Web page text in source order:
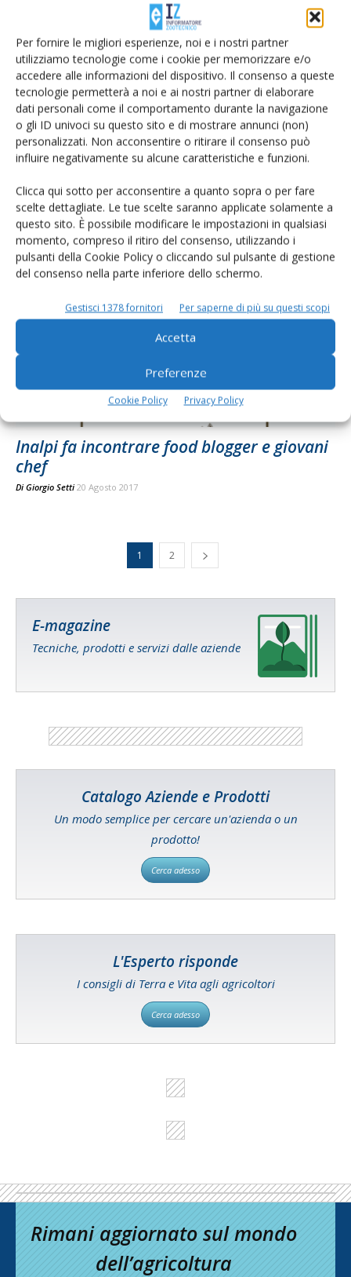
Per fornire le migliori esperienze, noi e i nostri partner
utilizziamo tecnologie come i cookie per memorizzare e/o
accedere alle informazioni del dispositivo. Il consenso a queste
tecnologie permetterà a noi e ai nostri partner di elaborare
dati personali come il comportamento durante la navigazione
o gli ID univoci su questo sito e di mostrare annunci (non)
personalizzati. Non acconsentire o ritirare il consenso può
influire negativamente su alcune caratteristiche e funzioni.
Clicca qui sotto per acconsentire a quanto sopra o per fare
scelte dettagliate. Le tue scelte saranno applicate solamente a
questo sito. È possibile modificare le impostazioni in qualsiasi
momento, compreso il ritiro del consenso, utilizzando i
pulsanti della Cookie Policy o cliccando sul pulsante di gestione
del consenso nella parte inferiore dello schermo.
Gestisci 1378 fornitori Per saperne di più su questi scopi
Accetta
Preferenze
Cookie Policy Privacy Policy
Cosa vuol dire fare innovazione
Di Ambrogio Invernizzi- 8 Gennaio 2019
Inalpi fa incontrare food blogger e giovani
chef
Di Giorgio Setti 20 Agosto 2017
1 2
E-magazine
Tecniche, prodotti e servizi dalle aziende
Catalogo Aziende e Prodotti
Un modo semplice per cercare un'azienda o un
prodotto!
Cerca adesso
L'Esperto risponde
I consigli di Terra e Vita agli agricoltori
Cerca adesso
Rimani aggiornato sul mondo
dell’agricoltura